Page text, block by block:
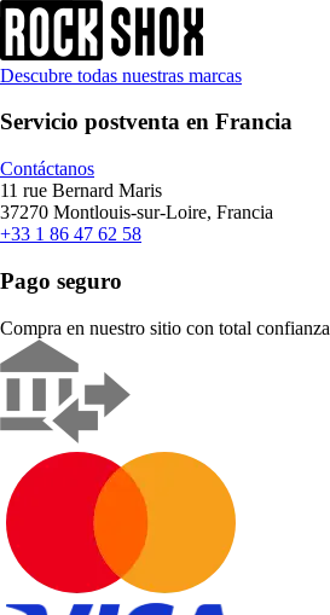
Descubre todas nuestras marcas
Servicio postventa en Francia
Contáctanos
11 rue Bernard Maris
37270 Montlouis-sur-Loire, Francia
+33 1 86 47 62 58
Pago seguro
Compra en nuestro sitio con total confianza